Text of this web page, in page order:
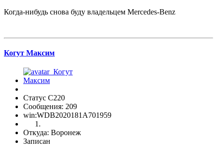
Когда-нибудь снова буду владельцем Mercedes-Benz
Когут Максим
Статус C220
Сообщения: 209
win:WDB2020181A701959
Откуда: Воронеж
Записан